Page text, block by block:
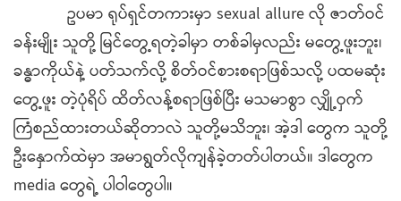
ဥပမာ ရုပ်ရှင်တကားမှာ sexual allure လို ဇာတ်ဝင်
ခန်းမျိုး သူတို့ မြင်တွေ့ရတဲ့ခါမှာ တစ်ခါမှလည်း မတွေ့ဖူးဘူး၊
ခန္ဓာကိုယ်နဲ့ ပတ်သက်လို့ စိတ်ဝင်စားစရာဖြစ်သလို့ ပထမဆုံး
တွေ့ဖူး တဲ့ပုံရိပ် ထိတ်လန့်စရာဖြစ်ပြီး မသမာစွာ လျှို့ဝှက်
ကြံစည်ထားတယ်ဆိုတာလဲ သူတို့မသိဘူး၊ အဲ့ဒါ တွေက သူတို့
ဦးနှောက်ထဲမှာ အမာရွတ်လိုကျန်ခဲ့တတ်ပါတယ်။ ဒါတွေက
media တွေရဲ့ ပါဝါတွေပါ။